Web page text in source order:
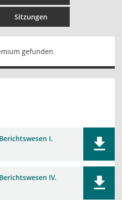
Sitzungen
gefunden.
I.
IV.